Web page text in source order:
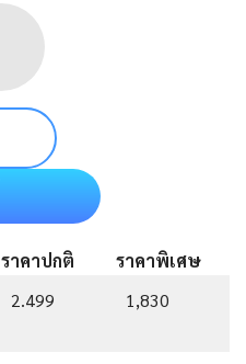
ราคาปกติ
ราคาพิเศษ
2.499 1,830